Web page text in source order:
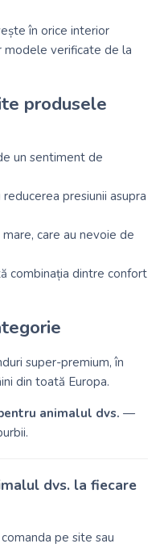
în orice interior
verificate de la
produsele
un sentiment de
presiunii asupra
care au nevoie de
combinația dintre confort
super-premium, în
din toată Europa.
animalul dvs. —
dvs. la fiecare
pe site sau